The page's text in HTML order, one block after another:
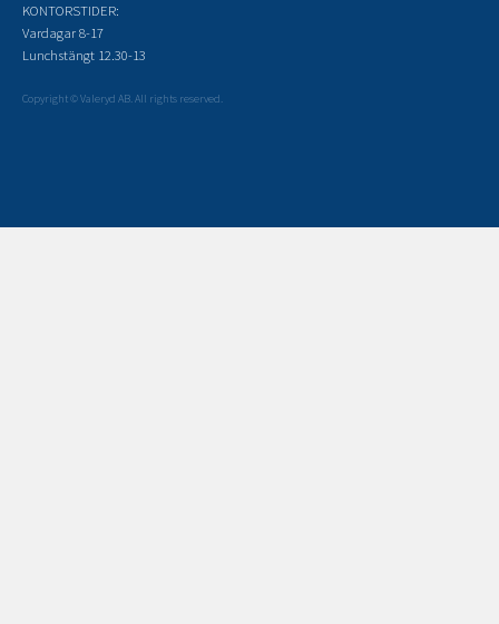
KONTORSTIDER:
Vardagar 8-17
Lunchstängt 12.30-13
Copyright © Valeryd AB. All rights reserved.